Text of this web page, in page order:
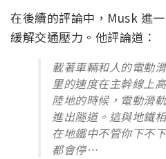
在後續的評論中，Musk 進
緩解交通壓力。他評論道：
載著車輛和人的電動
里的速度在主幹線上
陸地的時候，電動滑
進出隧道。這與地鐵
在地鐵中不管你下不
都會停…